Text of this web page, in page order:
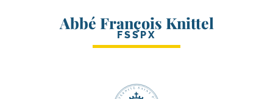
Abbé François Knittel
FSSPX